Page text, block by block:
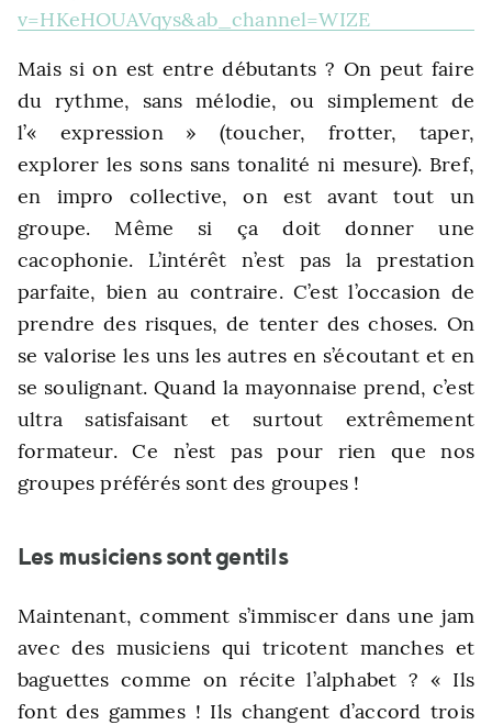
v=HKeHOUAVqys&ab_channel=WIZE
Mais si on est entre débutants ? On peut faire
du rythme, sans mélodie, ou simplement de
l’« expression » (toucher, frotter, taper,
explorer les sons sans tonalité ni mesure). Bref,
en impro collective, on est avant tout un
groupe. Même si ça doit donner une
cacophonie. L’intérêt n’est pas la prestation
parfaite, bien au contraire. C’est l’occasion de
prendre des risques, de tenter des choses. On
se valorise les uns les autres en s’écoutant et en
se soulignant. Quand la mayonnaise prend, c’est
ultra satisfaisant et surtout extrêmement
formateur. Ce n’est pas pour rien que nos
groupes préférés sont des groupes !
Les musiciens sont gentils
Maintenant, comment s’immiscer dans une jam
avec des musiciens qui tricotent manches et
baguettes comme on récite l’alphabet ? « Ils
font des gammes ! Ils changent d’accord trois